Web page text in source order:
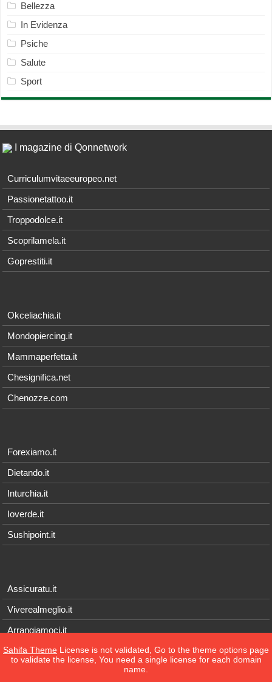
Bellezza
In Evidenza
Psiche
Salute
Sport
I magazine di Qonnetwork
Curriculumvitaeeuropeo.net
Passionetattoo.it
Troppodolce.it
Scoprilamela.it
Goprestiti.it
Okceliachia.it
Mondopiercing.it
Mammaperfetta.it
Chesignifica.net
Chenozze.com
Forexiamo.it
Dietando.it
Inturchia.it
Ioverde.it
Sushipoint.it
Assicuratu.it
Viverealmeglio.it
Arrangiamoci.it
Tecnichef.it
Sahifa Theme License is not validated, Go to the theme options page
to validate the license, You need a single license for each domain
name.